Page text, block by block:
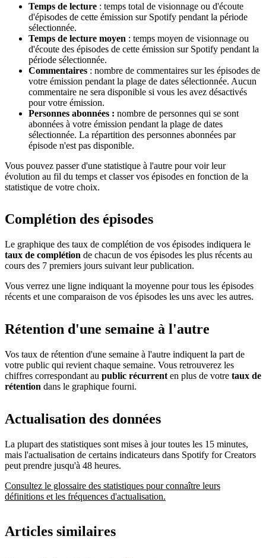
Temps de lecture : temps total de visionnage ou d'écoute
d'épisodes de cette émission sur Spotify pendant la période
sélectionnée.
Temps de lecture moyen : temps moyen de visionnage ou
d'écoute des épisodes de cette émission sur Spotify pendant la
période sélectionnée.
Commentaires : nombre de commentaires sur les épisodes de
votre émission pendant la plage de dates sélectionnée. Aucun
commentaire ne sera disponible si vous les avez désactivés
pour votre émission.
Personnes abonnées : nombre de personnes qui se sont
abonnées à votre émission pendant la plage de dates
sélectionnée. La répartition des personnes abonnées par
épisode n'est pas disponible.
Vous pouvez passer d'une statistique à l'autre pour voir leur
évolution au fil du temps et classer vos épisodes en fonction de la
statistique de votre choix.
Complétion des épisodes
Le graphique des taux de complétion de vos épisodes indiquera le
taux de complétion de chacun de vos épisodes les plus récents au
cours des 7 premiers jours suivant leur publication.
Vous verrez une ligne indiquant la moyenne pour tous les épisodes
récents et une comparaison de vos épisodes les uns avec les autres.
Rétention d'une semaine à l'autre
Vos taux de rétention d'une semaine à l'autre indiquent la part de
votre public qui revient chaque semaine. Vous retrouverez les
chiffres correspondant au public récurrent en plus de votre taux de
rétention dans le graphique fourni.
Actualisation des données
La plupart des statistiques sont mises à jour toutes les 15 minutes,
mais l'actualisation de certains indicateurs dans Spotify for Creators
peut prendre jusqu'à 48 heures.
Consultez le glossaire des statistiques pour connaître leurs
définitions et les fréquences d'actualisation.
Articles similaires